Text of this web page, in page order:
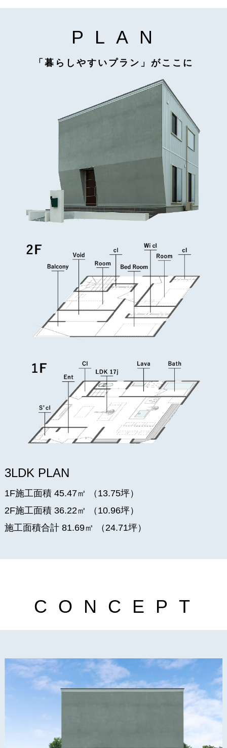
P L A N
「暮らしやすいプラン」がここに
3LDK PLAN
1F施工面積 45.47㎡ （13.75坪）
2F施工面積 36.22㎡ （10.96坪）
施工面積合計 81.69㎡ （24.71坪）
C O N C E P T